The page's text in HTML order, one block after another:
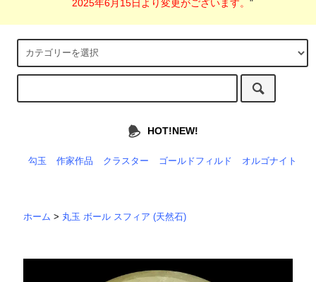
2025年6月15日より変更がございます。"
HOT!NEW!
勾玉 作家作品 クラスター ゴールドフィルド オルゴナイト
ホーム > 丸玉 ボール スフィア (天然石)